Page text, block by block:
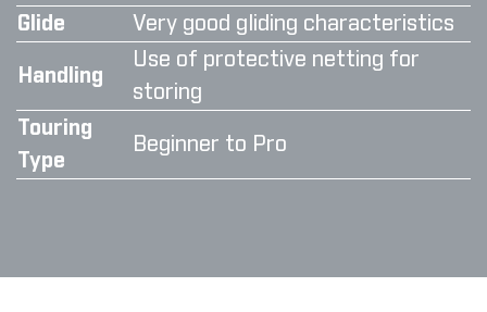
Glide
Very good gliding characteristics
Handling
Use of protective netting for
storing
Touring
Type
Beginner to Pro